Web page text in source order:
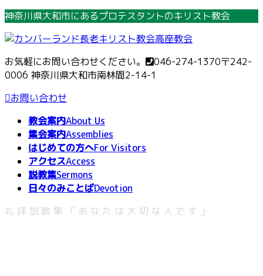
コ
テ
ン
ツ
へ
ス
ナ
ゲ
ー
シ
ョ
ン
神奈川県大和市にあるプロテスタントのキリスト教会
お気軽にお問い合わせください。 046-274-1370〒242-
0006 神奈川県大和市南林間2-14-1
お問い合わせ
教会案内About Us
集会案内Assemblies
はじめての方へFor Visitors
アクセスAccess
説教集Sermons
日々のみことばDevotion
礼拝説教集「あなたは大切な人です」